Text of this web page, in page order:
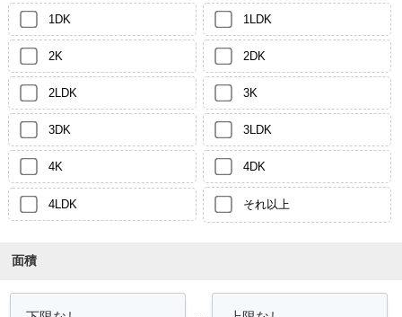
1DK 1LDK
2K 2DK
2LDK 3K
3DK 3LDK
4K 4DK
4LDK それ以上
面積